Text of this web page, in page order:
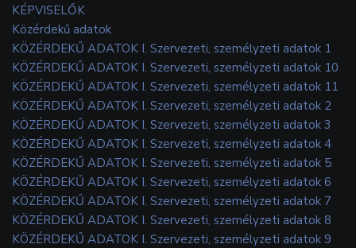
KÉPVISELŐK
Közérdekű adatok
KÖZÉRDEKŰ ADATOK I. Szervezeti, személyzeti adatok 1
KÖZÉRDEKŰ ADATOK I. Szervezeti, személyzeti adatok 10
KÖZÉRDEKŰ ADATOK I. Szervezeti, személyzeti adatok 11
KÖZÉRDEKŰ ADATOK I. Szervezeti, személyzeti adatok 2
KÖZÉRDEKŰ ADATOK I. Szervezeti, személyzeti adatok 3
KÖZÉRDEKŰ ADATOK I. Szervezeti, személyzeti adatok 4
KÖZÉRDEKŰ ADATOK I. Szervezeti, személyzeti adatok 5
KÖZÉRDEKŰ ADATOK I. Szervezeti, személyzeti adatok 6
KÖZÉRDEKŰ ADATOK I. Szervezeti, személyzeti adatok 7
KÖZÉRDEKŰ ADATOK I. Szervezeti, személyzeti adatok 8
KÖZÉRDEKŰ ADATOK I. Szervezeti, személyzeti adatok 9